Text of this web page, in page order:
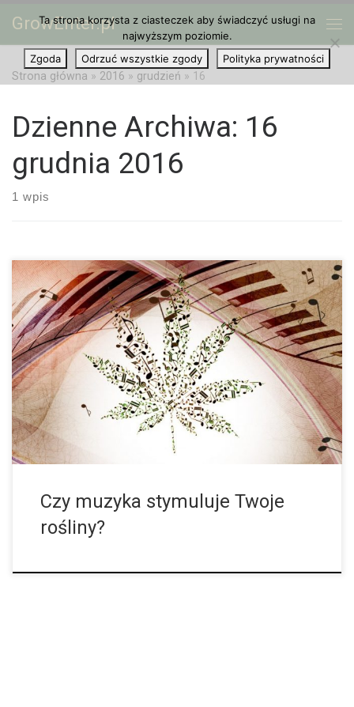
Przejdź do treści
GrowEnter.pl
Strona główna » 2016 » grudzień » 16
Dzienne Archiwa: 16
grudnia 2016
1 wpis
Muzyka i cannabis mają wiele wspólnego i pasują do siebie jak
dwie połówki jabłka. Muzyka to sztuka, która trafia przez uszy
do serca. Nie tylko ona sprawia, że zaznajemy duchowego […]
Czy muzyka stymuluje Twoje
rośliny?
Ta strona korzysta z ciasteczek aby świadczyć usługi na
najwyższym poziomie.
Zgoda
Odrzuć wszystkie zgody Polityka prywatności